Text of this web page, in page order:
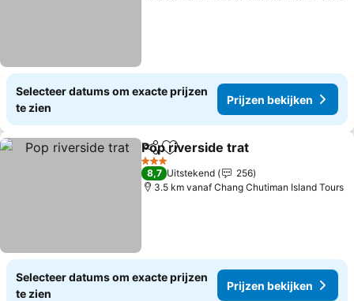
Selecteer datums om exacte prijzen
te zien
Prijzen bekijken
DelenToevoegen aan favorieten
Pop riverside trat
3 Sterren
8,7 Uitstekend
256
3.5 km vanaf Chang Chutiman Island Tours
Selecteer datums om exacte prijzen
te zien
Prijzen bekijken